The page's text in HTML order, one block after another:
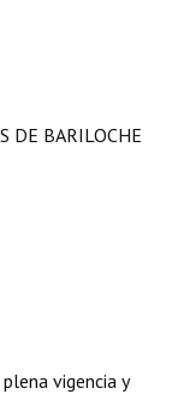
DE BARILOCHE
vigencia y